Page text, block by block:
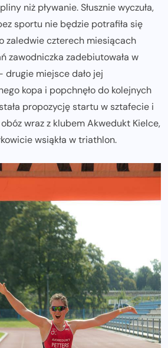
niż pływanie. Słusznie wyczuła,
sportu nie będzie potrafiła się
zaledwie czterech miesiącach
zawodniczka zadebiutowała w
drugie miejsce dało jej
kopa i popchnęło do kolejnych
propozycję startu w sztafecie i
wraz z klubem Akwedukt Kielce,
wsiąkła w triathlon.